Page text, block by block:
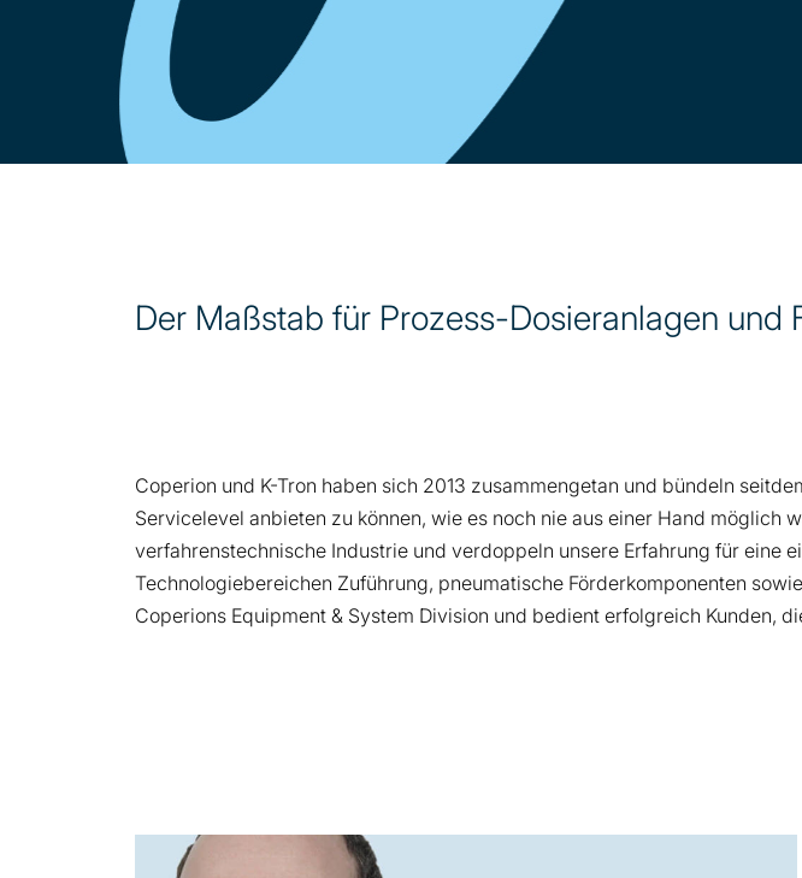
Der Maßstab für Prozess-Dosieranlagen und
Coperion und K-Tron haben sich 2013 zusammengetan und bündeln
Servicelevel anbieten zu können, wie es noch nie aus einer Hand
verfahrenstechnische Industrie und verdoppeln unsere Erfahrung für eine
Technologiebereichen Zuführung, pneumatische Förderkomponenten
Coperions Equipment & System Division und bedient erfolgreich Kunden,